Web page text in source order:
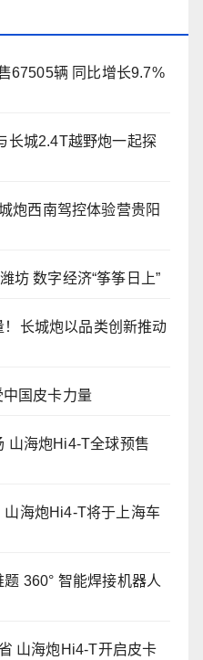
67505辆 同比增长9.7%
长城2.4T越野炮一起探
炮西南驾控体验营贵阳
坊 数字经济“筝筝日上”
长城炮以品类创新推动
中国皮卡力量
山海炮Hi4-T全球预售
海炮Hi4-T将于上海车
360° 智能焊接机器人
山海炮Hi4-T开启皮卡